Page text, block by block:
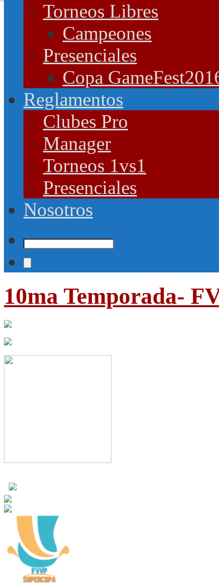
Torneos Libres
Campeones
Presenciales
Copa
Reglamentos
Clubes Pro
Manager
Torneos 1vs1
Presenciales
Nosotros
10ma Temporada-